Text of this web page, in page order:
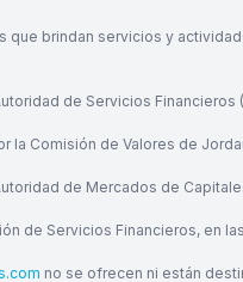
que brindan servicios y
de Servicios Financieros
Comisión de Valores de
de Mercados de
de Servicios Financieros, en
no se ofrecen ni están